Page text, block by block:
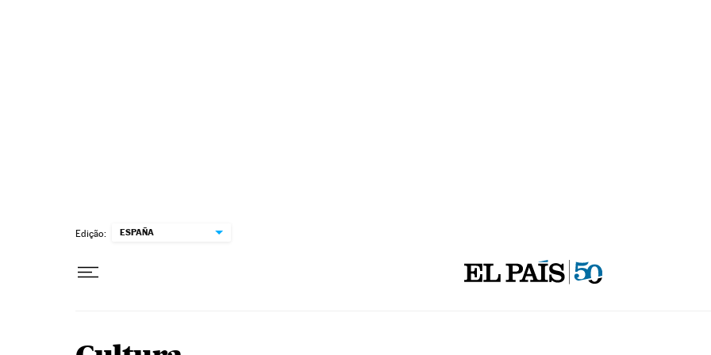
Edição: ESPAÑA